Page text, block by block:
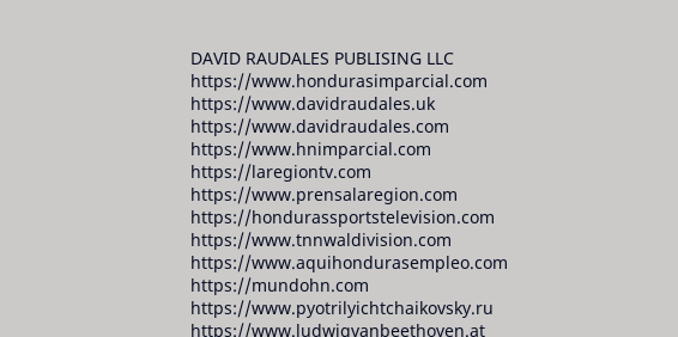
DAVID RAUDALES PUBLISING LLC
https://www.hondurasimparcial.com
https://www.davidraudales.uk
https://www.davidraudales.com
https://www.hnimparcial.com
https://laregiontv.com
https://www.prensalaregion.com
https://hondurassportstelevision.com
https://www.tnnwaldivision.com
https://www.aquihondurasempleo.com
https://mundohn.com
https://www.pyotrilyichtchaikovsky.ru
https://www.ludwigvanbeethoven.at